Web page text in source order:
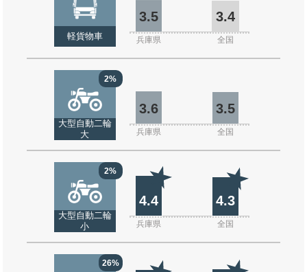
軽貨物車
3.5 3.4
兵庫県 全国
2%
大型自動二輪
大
3.6 3.5
兵庫県 全国
2%
大型自動二輪
小
4.4 4.3
兵庫県 全国
26%